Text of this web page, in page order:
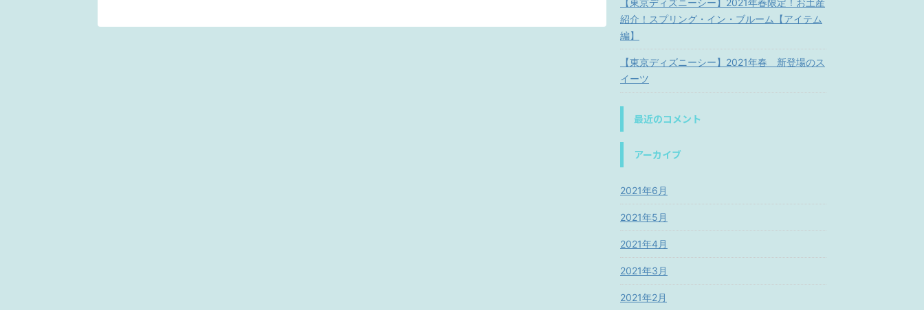
【東京ディズニーシー】2021年春限定！お土産
紹介！スプリング・イン・ブルーム【アイテム
編】
【東京ディズニーシー】2021年春 新登場のス
イーツ
最近のコメント
アーカイブ
2021年6月
2021年5月
2021年4月
2021年3月
2021年2月